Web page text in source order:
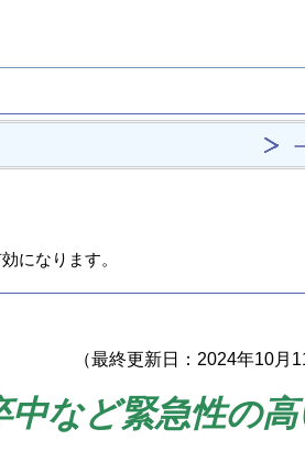
になります。
（最終更新日：2024年10月
など緊急性の